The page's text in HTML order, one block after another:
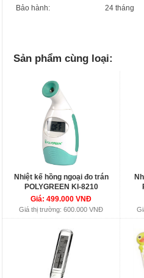
Bảo hành:
24 tháng
Sản phẩm cùng loại:
Nhiệt kế hồng ngoại đo trán
POLYGREEN KI-8210
Giá: 499.000 VNĐ
Giá thị trường: 600.000 VNĐ